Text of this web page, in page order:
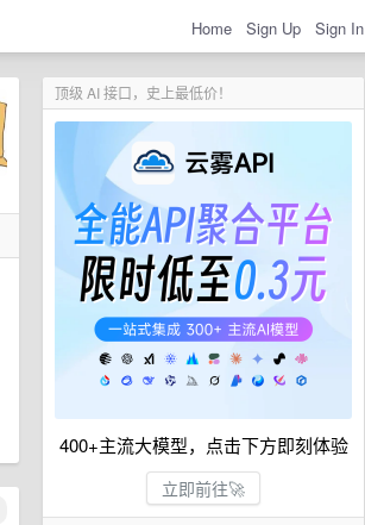
Home Sign Up Sign In
顶级 AI 接口，史上最低价！
400+主流大模型，点击下方即刻体验
立即前往🚀